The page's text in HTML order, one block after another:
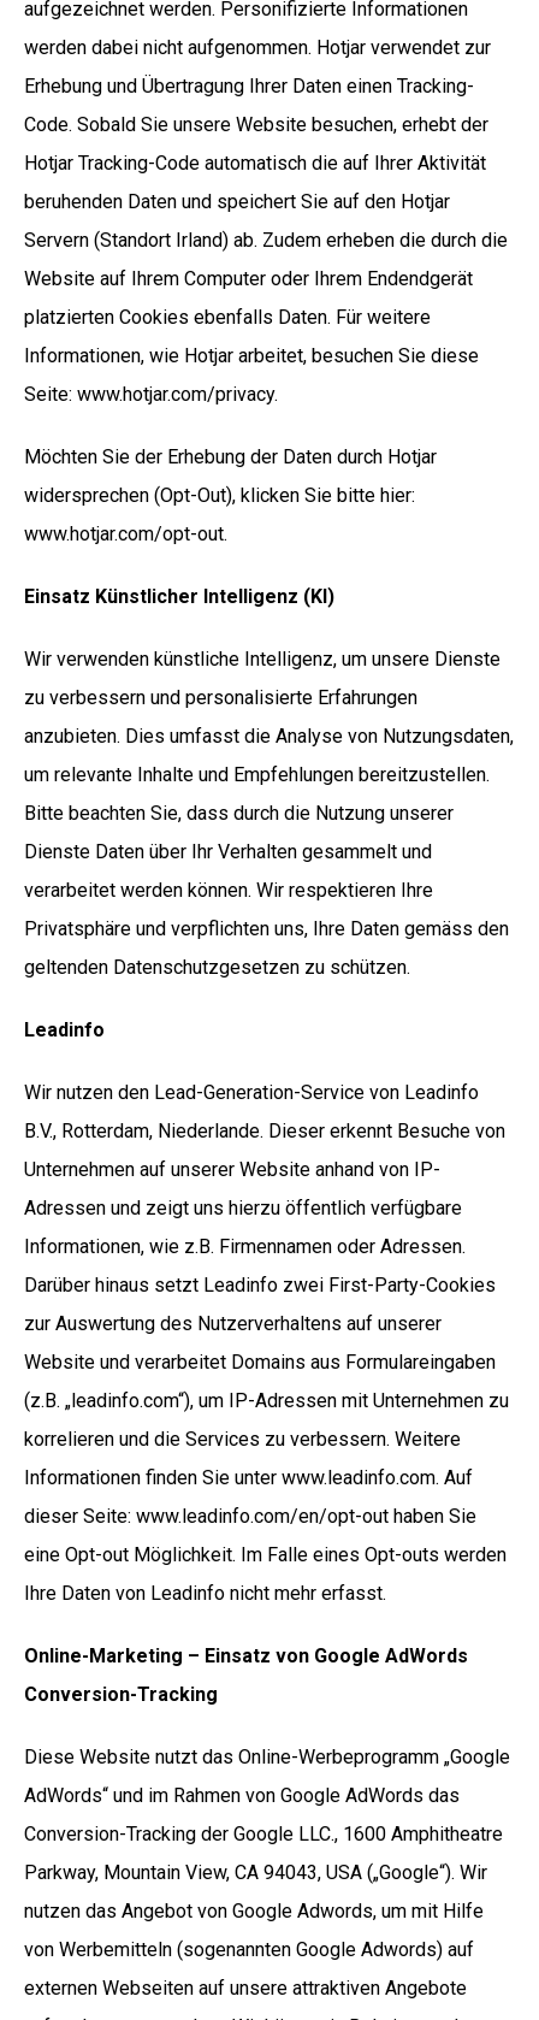
aufgezeichnet werden. Personifizierte Informationen
werden dabei nicht aufgenommen. Hotjar verwendet zur
Erhebung und Übertragung Ihrer Daten einen Tracking-
Code. Sobald Sie unsere Website besuchen, erhebt der
Hotjar Tracking-Code automatisch die auf Ihrer Aktivität
beruhenden Daten und speichert Sie auf den Hotjar
Servern (Standort Irland) ab. Zudem erheben die durch die
Website auf Ihrem Computer oder Ihrem Endendgerät
platzierten Cookies ebenfalls Daten. Für weitere
Informationen, wie Hotjar arbeitet, besuchen Sie diese
Seite: www.hotjar.com/privacy.
Möchten Sie der Erhebung der Daten durch Hotjar
widersprechen (Opt-Out), klicken Sie bitte hier:
www.hotjar.com/opt-out.
Einsatz Künstlicher Intelligenz (KI)
Wir verwenden künstliche Intelligenz, um unsere Dienste
zu verbessern und personalisierte Erfahrungen
anzubieten. Dies umfasst die Analyse von Nutzungsdaten,
um relevante Inhalte und Empfehlungen bereitzustellen.
Bitte beachten Sie, dass durch die Nutzung unserer
Dienste Daten über Ihr Verhalten gesammelt und
verarbeitet werden können. Wir respektieren Ihre
Privatsphäre und verpflichten uns, Ihre Daten gemäss den
geltenden Datenschutzgesetzen zu schützen.
Leadinfo
Wir nutzen den Lead-Generation-Service von Leadinfo
B.V., Rotterdam, Niederlande. Dieser erkennt Besuche von
Unternehmen auf unserer Website anhand von IP-
Adressen und zeigt uns hierzu öffentlich verfügbare
Informationen, wie z.B. Firmennamen oder Adressen.
Darüber hinaus setzt Leadinfo zwei First-Party-Cookies
zur Auswertung des Nutzerverhaltens auf unserer
Website und verarbeitet Domains aus Formulareingaben
(z.B. „leadinfo.com“), um IP-Adressen mit Unternehmen zu
korrelieren und die Services zu verbessern. Weitere
Informationen finden Sie unter www.leadinfo.com. Auf
dieser Seite: www.leadinfo.com/en/opt-out haben Sie
eine Opt-out Möglichkeit. Im Falle eines Opt-outs werden
Ihre Daten von Leadinfo nicht mehr erfasst.
Online-Marketing – Einsatz von Google AdWords
Conversion-Tracking
Diese Website nutzt das Online-Werbeprogramm „Google
AdWords“ und im Rahmen von Google AdWords das
Conversion-Tracking der Google LLC., 1600 Amphitheatre
Parkway, Mountain View, CA 94043, USA („Google“). Wir
nutzen das Angebot von Google Adwords, um mit Hilfe
von Werbemitteln (sogenannten Google Adwords) auf
externen Webseiten auf unsere attraktiven Angebote